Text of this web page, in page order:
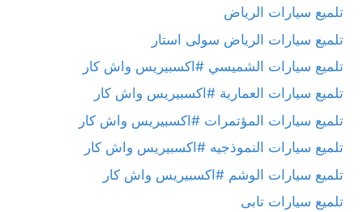
تلميع سيارات الرياض
تلميع سيارات الرياض سولى استار
تلميع سيارات الشميسي #اكسبيريس واش كار
تلميع سيارات العمارية #اكسبيريس واش كار
تلميع سيارات المؤتمرات #اكسبيريس واش كار
تلميع سيارات النموذجيه #اكسبيريس واش كار
تلميع سيارات الوشم #اكسبيريس واش كار
تلميع سيارات تابى